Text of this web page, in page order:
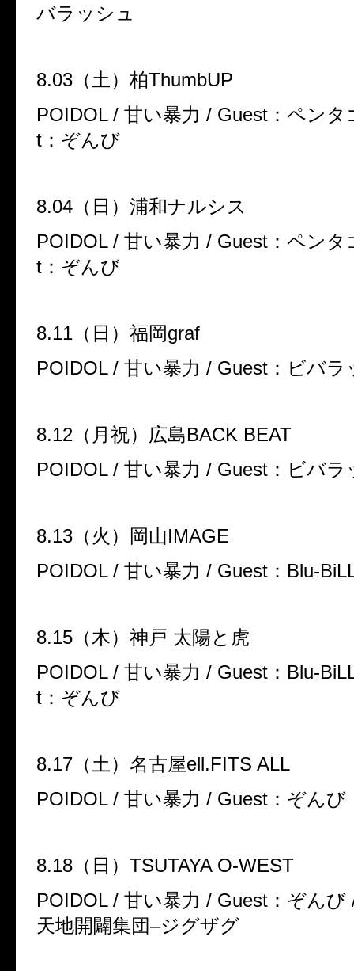
バラッシュ
8.03 （土）柏ThumbUP
POIDOL / 甘い暴力 / Guest ：ペンタ
t ：ぞんび
8.04 （日）浦和ナルシス
POIDOL / 甘い暴力 / Guest ：ペンタ
t ：ぞんび
8.11 （日）福岡graf
POIDOL / 甘い暴力 / Guest ：ビバ
8.12 （月祝）広島BACK BEAT
POIDOL / 甘い暴力 / Guest ：ビバ
8.13 （火）岡山IMAGE
POIDOL / 甘い暴力 / Guest ： Blu-
8.15 （木）神戸 太陽と虎
POIDOL / 甘い暴力 / Guest ： Blu-
t ：ぞんび
8.17 （土）名古屋ell.FITS ALL
POIDOL / 甘い暴力 / Guest ：ぞんび
8.18 （日） TSUTAYA O-WEST
POIDOL / 甘い暴力 / Guest ：ぞんび
天地開闢集団–ジグザグ